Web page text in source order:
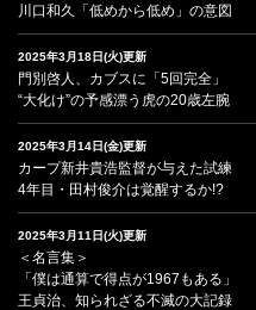
川口和久「低めから低め」の意図
2025年3月18日(火)更新
門別啓人、カブスに「5回完全」
“大化け”の予感漂う虎の20歳左腕
2025年3月14日(金)更新
カープ新井貴浩監督が与えた試練
4年目・田村俊介は覚醒するか!?
2025年3月11日(火)更新
＜名言集＞
「僕は通算で得点が1967もある」
王貞治、知られざる不滅の大記録